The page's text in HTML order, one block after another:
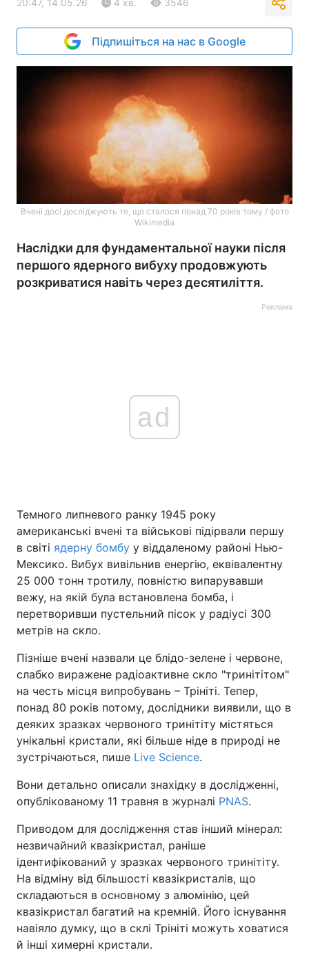
20:47, 14.05.26 4 хв. 3546
Підпишіться на нас в Google
Вчені досі досліджують те, що сталося понад 70 років тому / фото
Wikimedia
Наслідки для фундаментальної науки після
першого ядерного вибуху продовжують
розкриватися навіть через десятиліття.
Реклама
ad
Темного липневого ранку 1945 року
американські вчені та військові підірвали першу
в світі ядерну бомбу у віддаленому районі Нью-
Мексико. Вибух вивільнив енергію, еквівалентну
25 000 тонн тротилу, повністю випарувавши
вежу, на якій була встановлена бомба, і
перетворивши пустельний пісок у радіусі 300
метрів на скло.
Пізніше вчені назвали це блідо-зелене і червоне,
слабко виражене радіоактивне скло "тринітітом"
на честь місця випробувань – Трініті. Тепер,
понад 80 років потому, дослідники виявили, що в
деяких зразках червоного тринітіту містяться
унікальні кристали, які більше ніде в природі не
зустрічаються, пише Live Science.
Вони детально описали знахідку в дослідженні,
опублікованому 11 травня в журналі PNAS.
Приводом для дослідження став інший мінерал:
незвичайний квазікристал, раніше
ідентифікований у зразках червоного тринітіту.
На відміну від більшості квазікристалів, що
складаються в основному з алюмінію, цей
квазікристал багатий на кремній. Його існування
навіяло думку, що в склі Трініті можуть ховатися
й інші химерні кристали.